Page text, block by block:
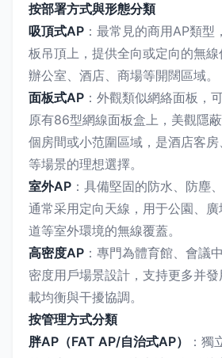
按部署方式與形態分類
吸頂式AP ：最常見的商用AP類
板吊頂上，提供全向或定向的無
辦公室、酒店、商場等開闊區域。
面板式AP ：外觀類似網絡面板，
原有86型網線面板盒上，美觀隱
個房間或小范圍區域，是酒店客
等場景的理想選擇。
室外AP ：具備堅固的防水、防塵
通常采用定向天線，用于公園、
道等室外環境的無線覆蓋。
高密度AP ：專門為體育館、會議
密度用戶場景設計，支持更多并
載均衡與干擾協調。
按管理方式分類
胖AP（FAT AP/自治式AP）
：獨